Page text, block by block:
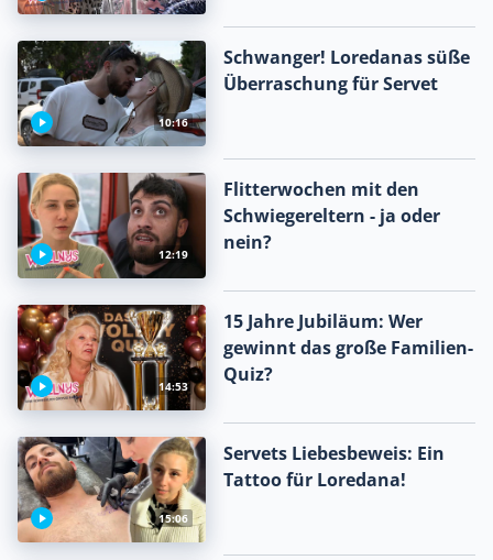
10:16
Schwanger! Loredanas süße
Überraschung für Servet
12:19
Flitterwochen mit den
Schwiegereltern - ja oder
nein?
14:53
15 Jahre Jubiläum: Wer
gewinnt das große Familien-
Quiz?
15:06
Servets Liebesbeweis: Ein
Tattoo für Loredana!